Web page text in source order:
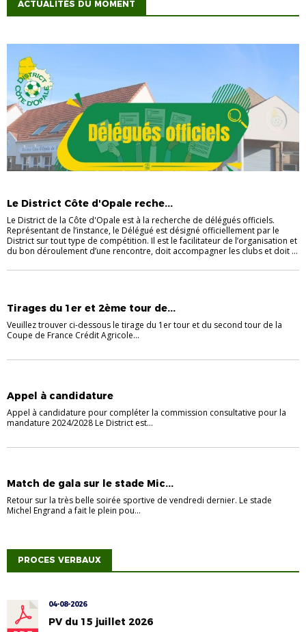
ACTUALITÉS DU MOMENT
Le District Côte d'Opale reche...
Le District de la Côte d'Opale est à la recherche de délégués officiels.
Représentant de l’instance, le Délégué est désigné officiellement par le
District sur tout type de compétition. Il est le facilitateur de l’organisation et
du bon déroulement d’une rencontre, doit accompagner les clubs et doit ...
Tirages du 1er et 2ème tour de...
Veuillez trouver ci-dessous le tirage du 1er tour et du second tour de la
Coupe de France Crédit Agricole...
Appel à candidature
Appel à candidature pour compléter la commission consultative pour la
mandature 2024/2028 Le District est...
Match de gala sur le stade Mic...
Retour sur la très belle soirée sportive de vendredi dernier. Le stade
Michel Engrand a fait le plein pou...
PROCES VERBAUX
04-08-2026
PV du 15 juillet 2026